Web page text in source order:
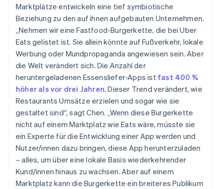
Marktplätze entwickeln eine tief symbiotische
Beziehung zu den auf ihnen aufgebauten Unternehmen.
„Nehmen wir eine Fastfood-Burgerkette, die bei Uber
Eats gelistet ist. Sie allein könnte auf Fußverkehr, lokale
Werbung oder Mundpropaganda angewiesen sein. Aber
die Welt verändert sich. Die Anzahl der
heruntergeladenen Essensliefer-Apps ist fast 400 %
höher als vor drei Jahren. Dieser Trend verändert, wie
Restaurants Umsätze erzielen und sogar wie sie
gestaltet sind“, sagt Chen. „Wenn diese Burgerkette
nicht auf einem Marktplatz wie Eats wäre, müsste sie
ein Experte für die Entwicklung einer App werden und
Nutzer/innen dazu bringen, diese App herunterzuladen
– alles, um über eine lokale Basis wiederkehrender
Kund/innen hinaus zu wachsen. Aber auf einem
Marktplatz kann die Burgerkette ein breiteres Publikum